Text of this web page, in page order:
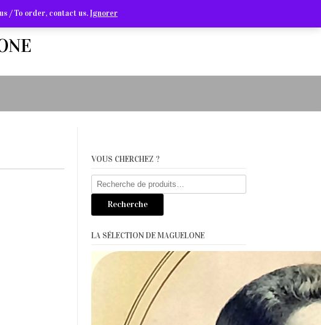
VOUS CHERCHEZ ?
Recherche
pour :
Recherche
LA SÉLECTION DE MAGUELONE
/ To order, contact us.Ignorer